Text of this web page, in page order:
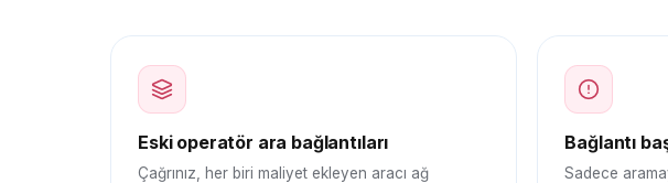
Eski operatör ara bağlantıları
Çağrınız, her biri maliyet ekleyen aracı ağ
Bağlantı
Sadece